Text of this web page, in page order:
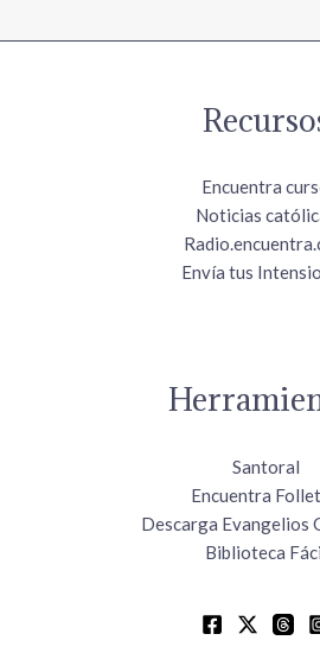
Encuentra
Noticias
Envía tus
Santoral
Encuentra
Descarga Evangelios
Biblioteca